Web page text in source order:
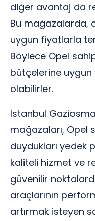
diğer avantaj da
Bu mağazalarda,
uygun fiyatlarla
Böylece Opel
bütçelerine
olabilirler.
İstanbul
mağazaları, Opel
duydukları yedek
kaliteli hizmet ve
güvenilir
araçlarının
artırmak isteyen